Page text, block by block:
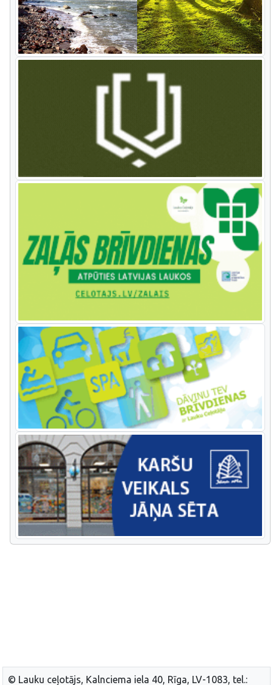
© Lauku ceļotājs, Kalnciema iela 40, Rīga, LV-1083, tel.: